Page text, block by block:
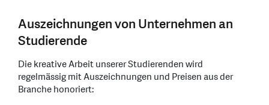
Auszeichnungen von Unternehmen an
Studierende
Die kreative Arbeit unserer Studierenden wird
regelmässig mit Auszeichnungen und Preisen aus der
Branche honoriert: